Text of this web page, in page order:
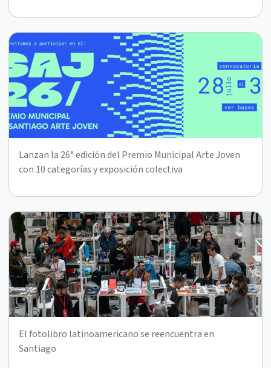
Lanzan la 26° edición del Premio Municipal Arte Joven
con 10 categorías y exposición colectiva
El fotolibro latinoamericano se reencuentra en
Santiago